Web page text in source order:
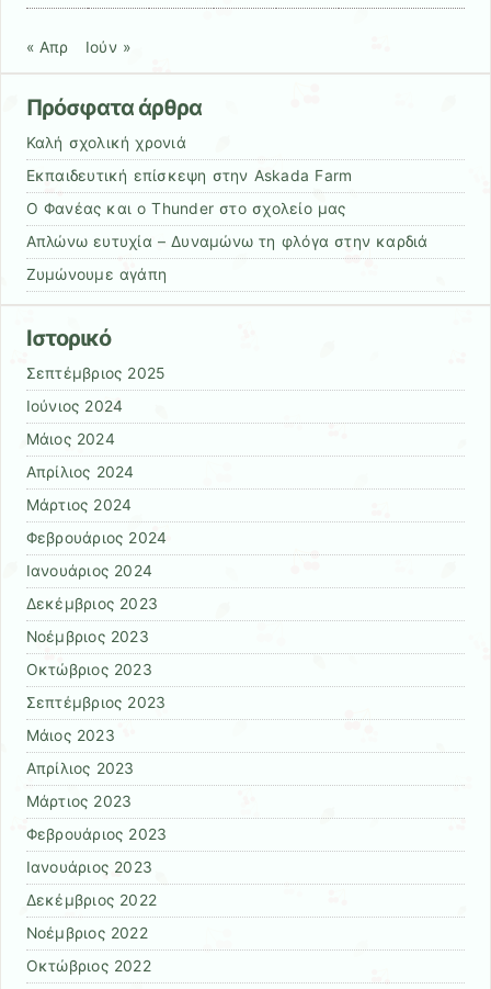
« Απρ Ιούν »
Πρόσφατα άρθρα
Καλή σχολική χρονιά
Εκπαιδευτική επίσκεψη στην Askada Farm
Ο Φανέας και ο Thunder στο σχολείο μας
Απλώνω ευτυχία – Δυναμώνω τη φλόγα στην καρδιά
Ζυμώνουμε αγάπη
Ιστορικό
Σεπτέμβριος 2025
Ιούνιος 2024
Μάιος 2024
Απρίλιος 2024
Μάρτιος 2024
Φεβρουάριος 2024
Ιανουάριος 2024
Δεκέμβριος 2023
Νοέμβριος 2023
Οκτώβριος 2023
Σεπτέμβριος 2023
Μάιος 2023
Απρίλιος 2023
Μάρτιος 2023
Φεβρουάριος 2023
Ιανουάριος 2023
Δεκέμβριος 2022
Νοέμβριος 2022
Οκτώβριος 2022